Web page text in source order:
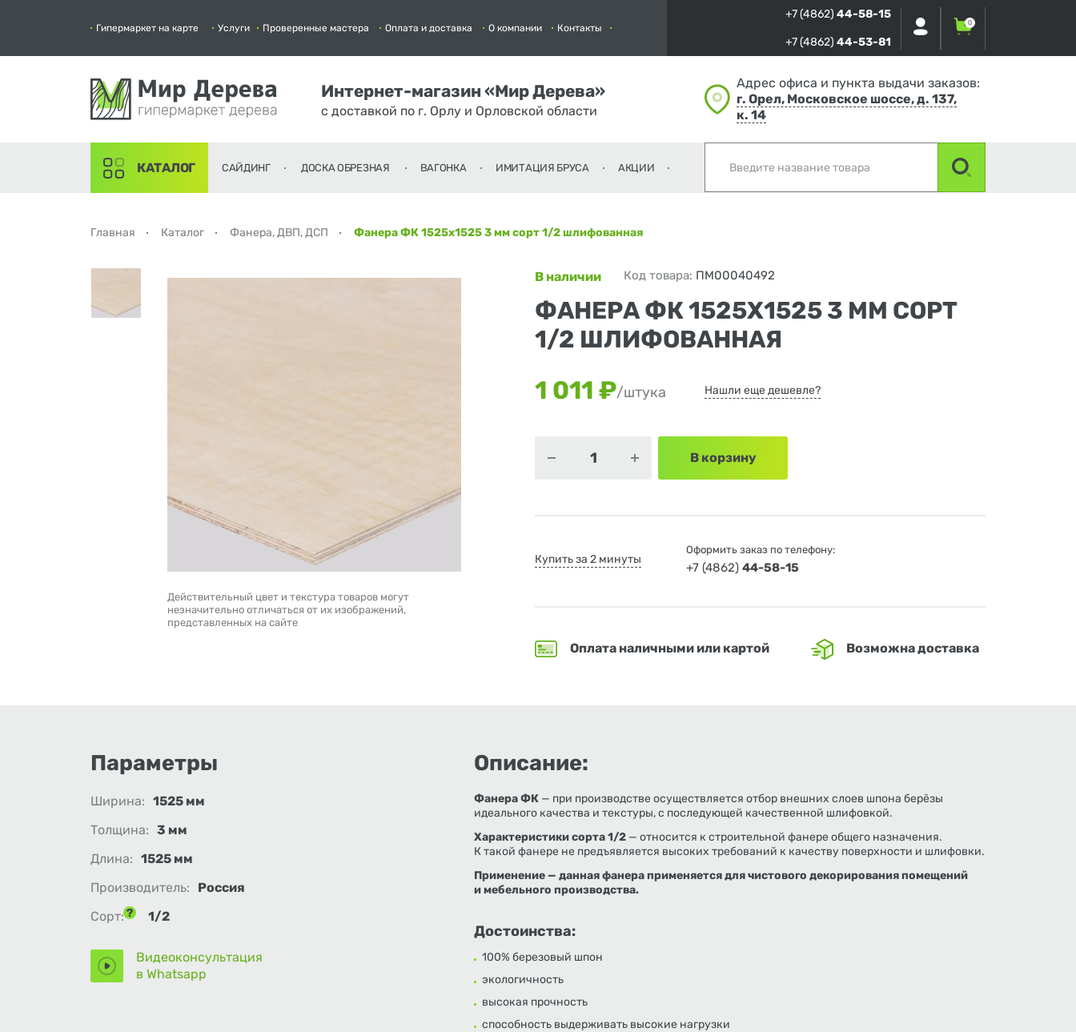
Гипермаркет на карте Услуги Проверенные мастера Оплата и доставка О компании Контакты
+7 (4862) 44-58-15
+7 (4862) 44-53-81
0
Интернет-магазин «Мир Дерева»
с доставкой по г. Орлу и Орловской области
Адрес офиса и пункта выдачи заказов:
г. Орел, Московское шоссе, д. 137,
к. 14
КАТАЛОГ САЙДИНГ ДОСКА ОБРЕЗНАЯ ВАГОНКА ИМИТАЦИЯ БРУСА АКЦИИ
Главная Каталог Фанера, ДВП, ДСП Фанера ФК 1525х1525 3 мм сорт 1/2 шлифованная
Действительный цвет и текстура товаров могут
незначительно отличаться от их изображений,
представленных на сайте
В наличии Код товара: ПМ00040492
ФАНЕРА ФК 1525Х1525 3 ММ СОРТ
1/2 ШЛИФОВАННАЯ
1 011 ₽/штука Нашли еще дешевле?
В корзину
Купить за 2 минуты
Оформить заказ по телефону:
+7 (4862)44-58-15
Оплата наличными или картой Возможна доставка
Параметры
Ширина: 1525 мм
Толщина: 3 мм
Длина: 1525 мм
Производитель:
Россия
Сорт:
1/2
Видеоконсультация
в Whatsapp
Описание:
Фанера ФК — при производстве осуществляется отбор внешних слоев шпона берёзы
идеального качества и текстуры, с последующей качественной шлифовкой.
Характеристики сорта 1/2 — относится к строительной фанере общего назначения.
К такой фанере не предъявляется высоких требований к качеству поверхности и шлифовки.
Применение — данная фанера применяется для чистового декорирования помещений
и мебельного производства.
Достоинства:
100% березовый шпон
экологичность
высокая прочность
способность выдерживать высокие нагрузки